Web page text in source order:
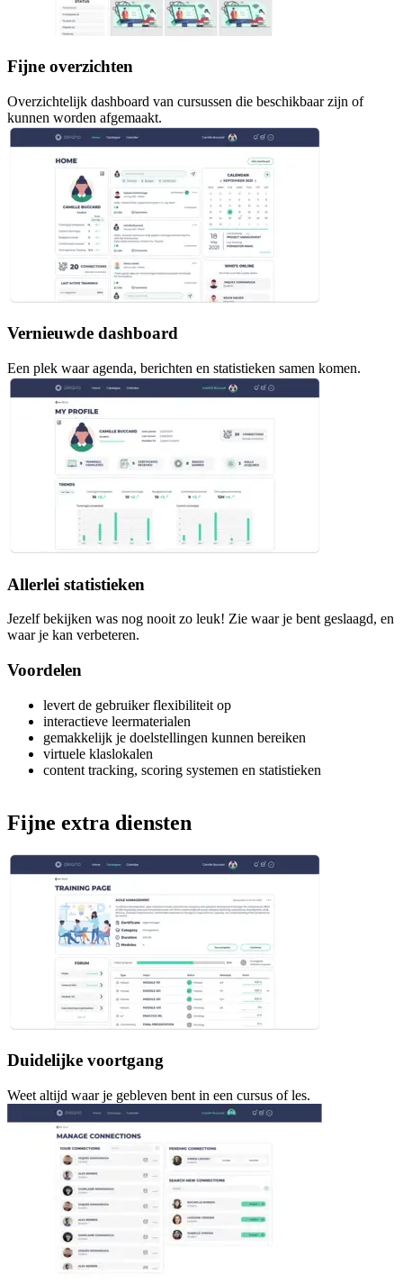
Fijne overzichten
Overzichtelijk dashboard van cursussen die beschikbaar zijn of
kunnen worden afgemaakt.
Vernieuwde dashboard
Een plek waar agenda, berichten en statistieken samen komen.
Allerlei statistieken
Jezelf bekijken was nog nooit zo leuk! Zie waar je bent geslaagd, en
waar je kan verbeteren.
Voordelen
levert de gebruiker flexibiliteit op
interactieve leermaterialen
gemakkelijk je doelstellingen kunnen bereiken
virtuele klaslokalen
content tracking, scoring systemen en statistieken
Fijne extra diensten
Duidelijke voortgang
Weet altijd waar je gebleven bent in een cursus of les.